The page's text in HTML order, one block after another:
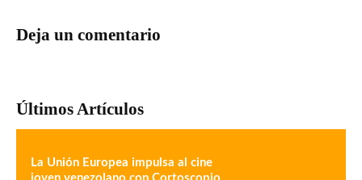
Deja un comentario
Últimos Artículos
La Unión Europea impulsa al cine